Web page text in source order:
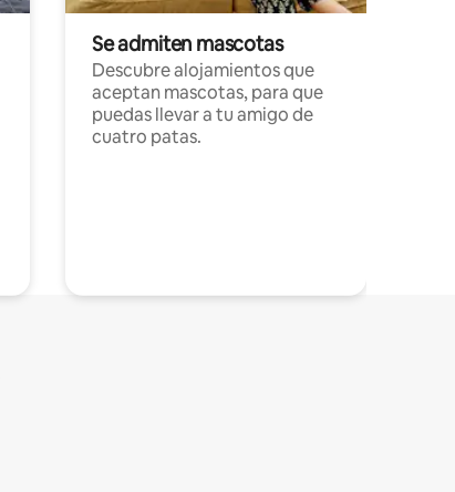
Se admiten mascotas
Descubre alojamientos que
aceptan mascotas, para que
puedas llevar a tu amigo de
cuatro patas.